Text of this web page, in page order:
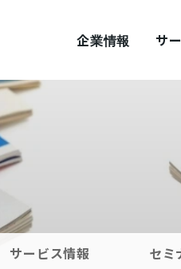
企業情報 サ
サステナビリティ
プロダ
サービス情報 セミ